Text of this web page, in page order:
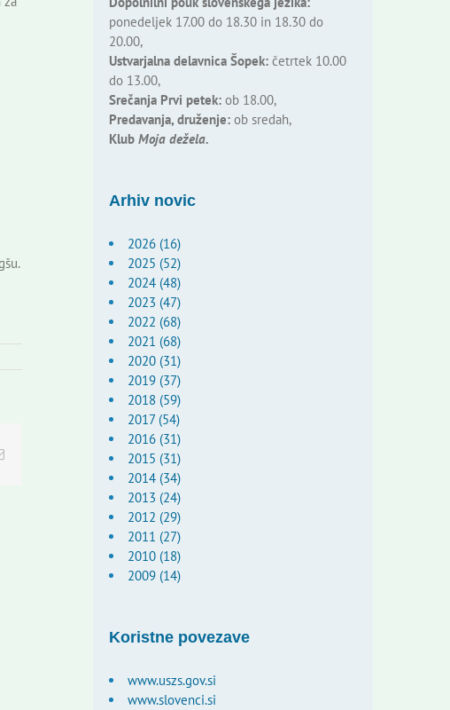
Email
ponedeljek 17.00 do 18.30 in 18.30 do
20.00,
Ustvarjalna delavnica Šopek:četrtek 10.00
do 13.00,
Srečanja Prvi petek:ob 18.00,
Predavanja, druženje:ob sredah,
Klub Moja dežela.
Arhiv novic
2026 (16)
2025 (52)
2024 (48)
2023 (47)
2022 (68)
2021 (68)
2020 (31)
2019 (37)
2018 (59)
2017 (54)
2016 (31)
2015 (31)
2014 (34)
2013 (24)
2012 (29)
2011 (27)
2010 (18)
2009 (14)
Koristne povezave
www.uszs.gov.si
www.slovenci.si